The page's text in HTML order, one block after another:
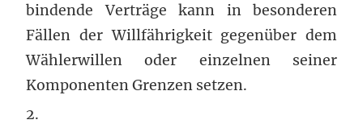
bindende Verträge kann in besonderen
Fällen der Willfährigkeit gegenüber dem
Wählerwillen oder einzelnen seiner
Komponenten Grenzen setzen.
2.